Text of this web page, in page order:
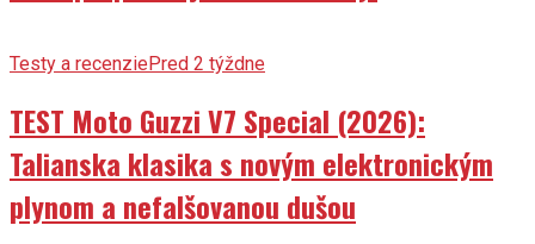
Testy a recenziePred 2 týždne
TEST Moto Guzzi V7 Special (2026):
Talianska klasika s novým elektronickým
plynom a nefalšovanou dušou